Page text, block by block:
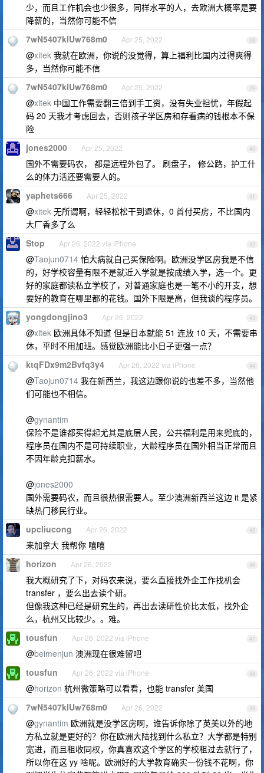
少，而且工作机会也少很多，同样水平的人，去欧洲大概率是要
降薪的，当然你可能不信
38
7wN5407klUw768m0 Apr 25, 2022
@xitek 我就在欧洲，你说的没觉得，算上福利比国内过得爽得
多，当然你可能不信
39
7wN5407klUw768m0 Apr 25, 2022
@xitek 中国工作需要翻三倍到手工资，没有失业担忧，年假起
码 20 天我才考虑回去，否则孩子学区房和存看病的钱根本不保
险
40
jones2000 Apr 25, 2022
国外不需要码农， 都是远程外包了。 刷盘子， 修公路，护工什
么的体力活还要需要人的。
41
yaphets666 Apr 25, 2022
@xitek 无所谓啊，轻轻松松干到退休，0 首付买房，不比国内
大厂香多了么
42
Stop Apr 26, 2022 via iPhone
@Taojun0714 怕大病就自己买保险啊。欧洲没学区房我是不信
的，好学校容量有限不是就近入学就是按成绩入学，选一个。更
好的家庭都读私立学校了，对普通家庭也是一笔不小的开支，想
要好的教育在哪里都的花钱。国外下限是高，但我谈的程序员。
43
yongdongjino3 Apr 26, 2022
@xitek 欧洲具体不知道 但是日本就能 51 连放 10 天，不需要串
休，平时不用加班。感觉欧洲能比小日子更强一点？
44
ktqFDx9m2Bvfq3y4 Apr 26, 2022 via iPhone
@Taojun0714 我在新西兰，我这边跟你说的也差不多，当然他
们可能也不相信。
@gynantim
保险不是谁都买得起尤其是底层人民，公共福利是用来兜底的，
程序员在国内不是可持续职业，大龄程序员在国外相当正常而且
不因年龄克扣薪水。
@jones2000
国外需要码农，而且很热很需要人。至少澳洲新西兰这边 it 是紧
缺热门移民行业。
45
upcliucong Apr 26, 2022
来加拿大 我帮你 嘻嘻
46
horizon Apr 26, 2022
我大概研究了下，对码农来说，要么直接找外企工作找机会
transfer ，要么出去读个研。
但像我这种已经是研究生的，再出去读研性价比太低，找外企
么，杭州又比较少。。难。
47
tousfun Apr 26, 2022 via iPhone
@beimenjun 澳洲现在很难留吧
48
tousfun Apr 26, 2022 via iPhone
@horizon 杭州微策略可以看看，也能 transfer 美国
49
7wN5407klUw768m0 Apr 26, 2022
@gynantim 欧洲就是没学区房啊，谁告诉你除了英美以外的地
方私立就是更好的？你在欧洲大陆找到什么私立？大学都是特别
宽进，而且租收同权，你真喜欢这个学区的学校租过去就行了，
所以你在这 yy 啥呢。欧洲好的大学教育确实一份钱不花啊，你